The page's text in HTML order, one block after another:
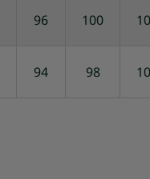
96 100
94 98